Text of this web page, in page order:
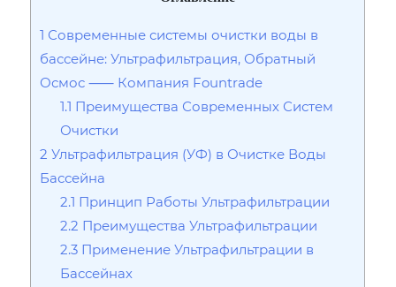
1 Современные системы очистки воды в
бассейне: Ультрафильтрация, Обратный
Осмос ⸺ Компания Fountrade
1.1 Преимущества Современных Систем
Очистки
2 Ультрафильтрация (УФ) в Очистке Воды
Бассейна
2.1 Принцип Работы Ультрафильтрации
2.2 Преимущества Ультрафильтрации
2.3 Применение Ультрафильтрации в
Бассейнах